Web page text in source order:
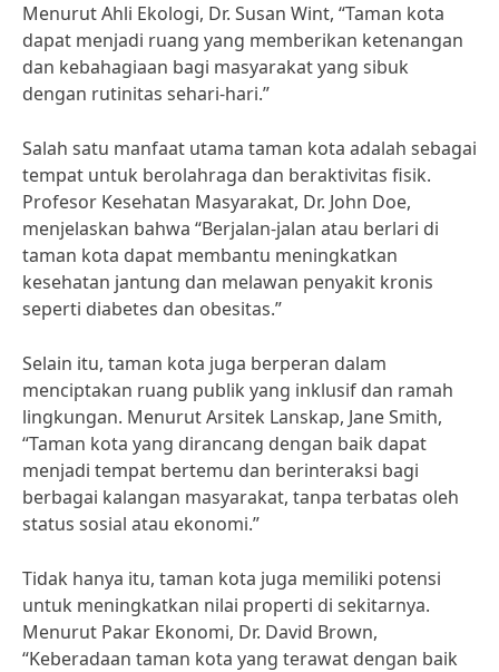
Menurut Ahli Ekologi, Dr. Susan Wint, “Taman kota
dapat menjadi ruang yang memberikan ketenangan
dan kebahagiaan bagi masyarakat yang sibuk
dengan rutinitas sehari-hari.”
Salah satu manfaat utama taman kota adalah sebagai
tempat untuk berolahraga dan beraktivitas fisik.
Profesor Kesehatan Masyarakat, Dr. John Doe,
menjelaskan bahwa “Berjalan-jalan atau berlari di
taman kota dapat membantu meningkatkan
kesehatan jantung dan melawan penyakit kronis
seperti diabetes dan obesitas.”
Selain itu, taman kota juga berperan dalam
menciptakan ruang publik yang inklusif dan ramah
lingkungan. Menurut Arsitek Lanskap, Jane Smith,
“Taman kota yang dirancang dengan baik dapat
menjadi tempat bertemu dan berinteraksi bagi
berbagai kalangan masyarakat, tanpa terbatas oleh
status sosial atau ekonomi.”
Tidak hanya itu, taman kota juga memiliki potensi
untuk meningkatkan nilai properti di sekitarnya.
Menurut Pakar Ekonomi, Dr. David Brown,
“Keberadaan taman kota yang terawat dengan baik